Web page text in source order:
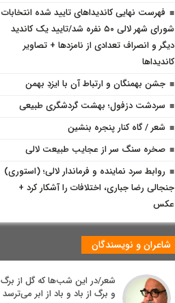
فهرست نهایی کاندیداهای تایید شده انتخابات
شورای شهر لالی ۵۰ نفره شد/تایید یک کاندید
دیگر و انصراف تعدادی از نامزدها + تصاویر
کاندیداها
جشن بهمنگان و ارتباط آن با ایزدِ بهمن
سردشت دزفول؛ بهشت گردشگری طبیعی
شعر / گاه کنار پنجره بنشین
صخره سنگ سر از عجایب طبیعت لالی
روابط سرد نماینده و فرماندار لالی؛ (استوری)
جنجالی رضا جباری، اختلافات را آشکار کرد +
عکس
شاعران و نویسندگان
شعر/در این شب‌ها که گل از برگ
و برگ از باد و باد از ابر می‌ترسد